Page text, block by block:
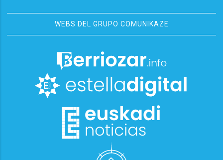
WEBS DEL GRUPO COMUNIKAZE